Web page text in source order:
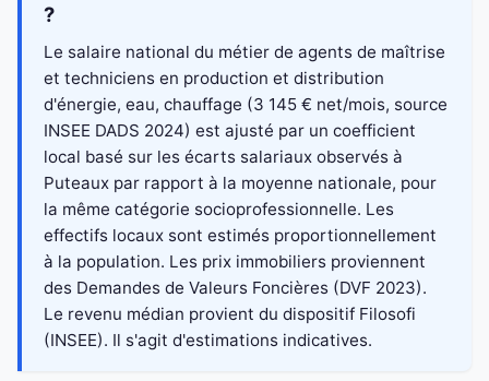
?
Le salaire national du métier de agents de maîtrise
et techniciens en production et distribution
d'énergie, eau, chauffage (3 145 € net/mois, source
INSEE DADS 2024) est ajusté par un coefficient
local basé sur les écarts salariaux observés à
Puteaux par rapport à la moyenne nationale, pour
la même catégorie socioprofessionnelle. Les
effectifs locaux sont estimés proportionnellement
à la population. Les prix immobiliers proviennent
des Demandes de Valeurs Foncières (DVF 2023).
Le revenu médian provient du dispositif Filosofi
(INSEE). Il s'agit d'estimations indicatives.